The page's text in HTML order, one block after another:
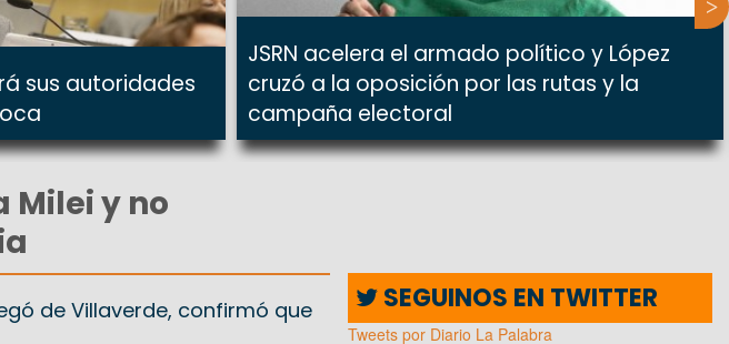
sus autoridades
JSRN acelera el armado político y López
cruzó a la oposición por las rutas y la
campaña electoral
Milei y no
de Villaverde, confirmó que
SEGUINOS EN TWITTER
Tweets por Diario La Palabra